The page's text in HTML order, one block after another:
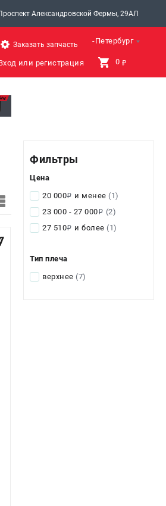
Александровской Фермы, 29АЛ
Санкт-Петербург
Заказать запчасть
или регистрация 0 ₽
Фильтры
Цена
20 000i и менее (1)
23 000 - 27 000i (2)
27 510i и более (1)
Тип плеча
верхнее (7)